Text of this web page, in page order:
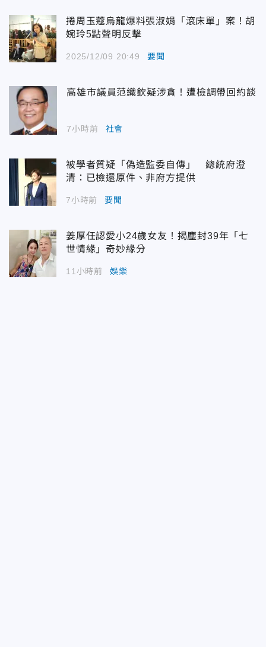
捲周玉蔻烏龍爆料張淑娟「滾床單」案！胡
婉玲5點聲明反擊
2025/12/09 20:49 要聞
高雄市議員范織欽疑涉貪！遭檢調帶回約談
7小時前 社會
被學者質疑「偽造監委自傳」 總統府澄
清：已檢還原件、非府方提供
7小時前 要聞
姜厚任認愛小24歲女友！揭塵封39年「七
世情緣」奇妙緣分
11小時前 娛樂